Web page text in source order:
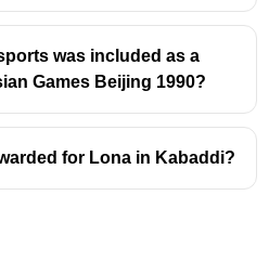
കാണാൻ തുടങ്ങിയത്.
ചാമ്പ്യൻഷിപ്പിൽ
അമൻ വരവറിയിക്കുന്നത്.
was included as a
Games Beijing 1990?
for Lona in Kabaddi?